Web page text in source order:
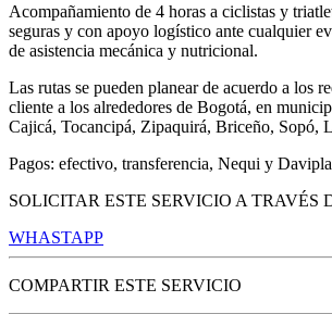
Acompañamiento de 4 horas a ciclistas y
seguras y con apoyo logístico ante cualquier
de asistencia mecánica y nutricional.
Las rutas se pueden planear de acuerdo a los
cliente a los alrededores de Bogotá, en
Cajicá, Tocancipá, Zipaquirá, Briceño, Sopó,
Pagos: efectivo, transferencia, Nequi y
SOLICITAR ESTE SERVICIO A TRAVÉS
WHASTAPP
COMPARTIR ESTE SERVICIO